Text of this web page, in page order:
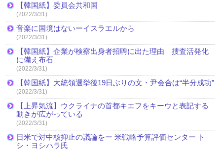
【韓国紙】委員会共和国
(2022/3/31)
音楽に国境はないーイスラエルから
(2022/3/31)
【韓国紙】企業が検察出身者招聘に出た理由 捜査活発化
に備え布石
(2022/3/31)
【韓国紙】大統領選挙後19日ぶりの文・尹会合は“半分成功”
(2022/3/31)
【上昇気流】ウクライナの首都キエフをキーウと表記する
動きが広がっている
(2022/3/31)
日米で対中核抑止の議論をー 米戦略予算評価センター ト
シ・ヨシハラ氏